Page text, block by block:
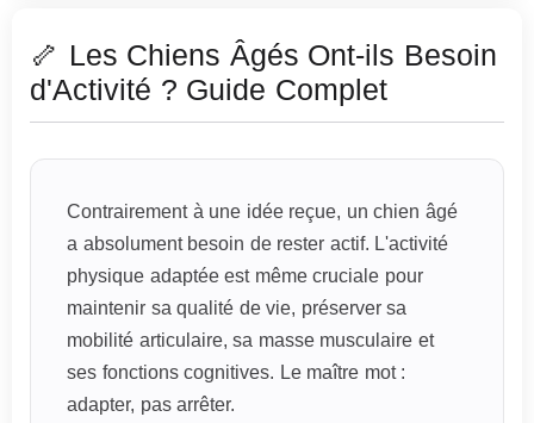
🦴 Les Chiens Âgés Ont-ils Besoin
d'Activité ? Guide Complet
Contrairement à une idée reçue, un chien âgé
a absolument besoin de rester actif. L'activité
physique adaptée est même cruciale pour
maintenir sa qualité de vie, préserver sa
mobilité articulaire, sa masse musculaire et
ses fonctions cognitives. Le maître mot :
adapter, pas arrêter.